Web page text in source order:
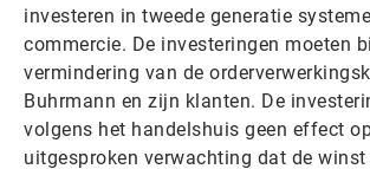
investeren in tweede generatie
commercie. De investeringen moeten
vermindering van de
Buhrmann en zijn klanten. De
volgens het handelshuis geen effect
uitgesproken verwachting dat de winst